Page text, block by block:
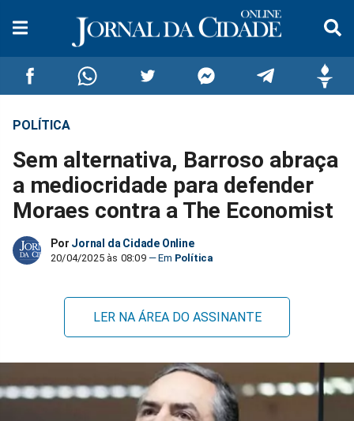
Compartilhar
no
Facebook
Compartilhar
no
Whatsapp
no
Twitter
no
Messenger
no
Telegram
no
Gettr
POLÍTICA
Sem alternativa, Barroso abraça
a mediocridade para defender
Moraes contra a The Economist
Por Jornal da Cidade Online
20/04/2025 às 08:09 Política
LER NA ÁREA DO ASSINANTE